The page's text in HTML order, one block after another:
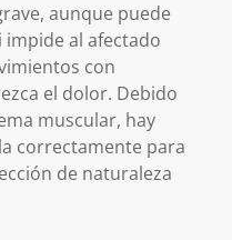
aunque puede
impide al afectado
con
el dolor. Debido
muscular, hay
correctamente para
de naturaleza